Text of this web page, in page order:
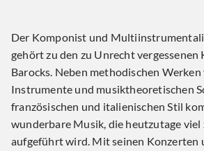
Der Komponist und
gehört zu den zu Unrecht vergessenen
Barocks. Neben methodischen
Instrumente und musiktheoretischen
französischen und italienischen Stil
wunderbare Musik, die heutzutage viel
aufgeführt wird. Mit seinen Konzerten